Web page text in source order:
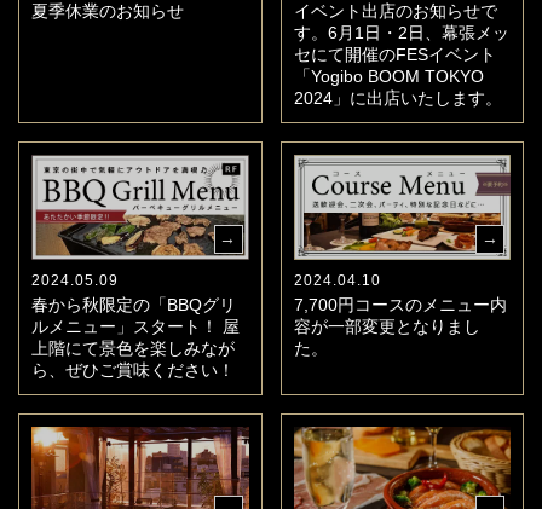
夏季休業のお知らせ
イベント出店のお知らせで
す。6月1日・2日、幕張メッ
セにて開催のFESイベント
「Yogibo BOOM TOKYO
2024」に出店いたします。
2024.05.09
春から秋限定の「BBQグリ
ルメニュー」スタート！ 屋
上階にて景色を楽しみなが
ら、ぜひご賞味ください！
2024.04.10
7,700円コースのメニュー内
容が一部変更となりまし
た。